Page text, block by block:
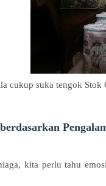
cukup suka tengok Stok
kita perlu tahu